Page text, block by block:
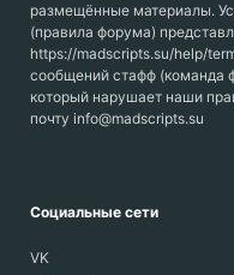
размещённые материалы.
(правила форума)
https://madscripts.su/help/
сообщений стафф (команда
который нарушает наши
почту info@madscripts.su
Социальные сети
VK